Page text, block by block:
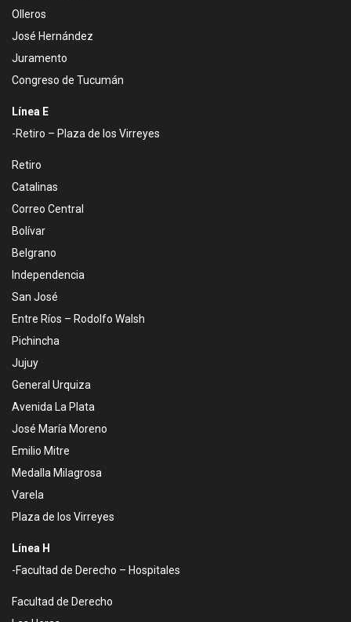
Olleros
José Hernández
Juramento
Congreso de Tucumán
Línea E
-Retiro – Plaza de los Virreyes
Retiro
Catalinas
Correo Central
Bolívar
Belgrano
Independencia
San José
Entre Ríos – Rodolfo Walsh
Pichincha
Jujuy
General Urquiza
Avenida La Plata
José María Moreno
Emilio Mitre
Medalla Milagrosa
Varela
Plaza de los Virreyes
Línea H
-Facultad de Derecho – Hospitales
Facultad de Derecho